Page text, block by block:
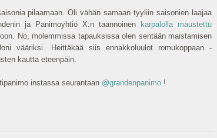
pilaamaan. Oli vähän samaan tyyliin saisonien laajaa
ja Panimoyhtiö X:n taannoinen
karpalolla maustettu
No, molemmissa tapauksissa olen sentään maistamisen
vääriksi. Heittäkää siis ennakkoluulot romukoppaan -
kautta eteenpäin.
instassa seurantaan @grandenpanimo !